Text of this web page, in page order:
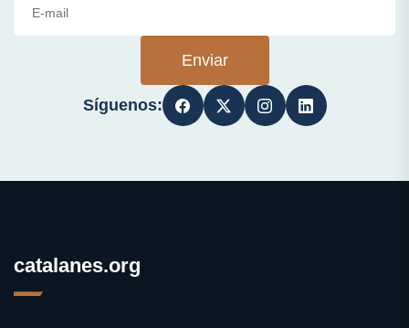
Enviar
Síguenos:
catalanes.org